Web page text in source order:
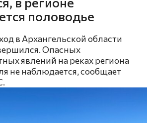
половодье
в Архангельской области
Опасных
явлений на реках региона
не наблюдается, сообщает